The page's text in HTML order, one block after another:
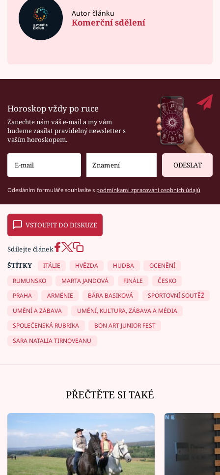
Autor článku
Komerční sdělení
Horoskop vždy po ruce
Zanechte nám váš e-mail a my vám
budeme zasílat pravidelný newsletter s
vaším horoskopem.
ODESLAT
Odesláním formuláře souhlasíte s podmínkami zpracování osobních údajů
VSTOUPIT DO DISKUZE
Sdílejte článek
ŠTÍTKY
ITÁLIE HVĚZDA HUDBA
OCENĚNÍ
RUMUNSKO
MARTA JANDOVÁ FINÁLE
ČESKO
PRAHA
ARMÉNIE BÁRA BASIKOVÁ
SPORTOVNÍ SOUTĚŽ
UMĚNÍ A ZÁBAVA
UMĚNÍ, KULTURA, ZÁBAVA A MÉDIA
SPOLEČENSKÁ RUBRIKA
BON ART JUNIOR FEST
SARA NATALIA TIRNOVEANU
PŘEČTĚTE SI TAKÉ